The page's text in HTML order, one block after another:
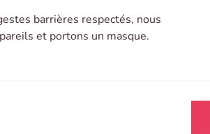
barrières respectés, nous
et portons un masque.